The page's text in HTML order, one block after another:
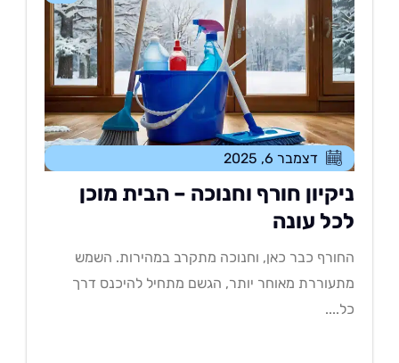
דצמבר 6, 2025
חורף וחנוכה – הבית מוכן
עונה
כבר כאן, וחנוכה מתקרב במהירות. השמש
מאוחר יותר, הגשם מתחיל להיכנס דרך